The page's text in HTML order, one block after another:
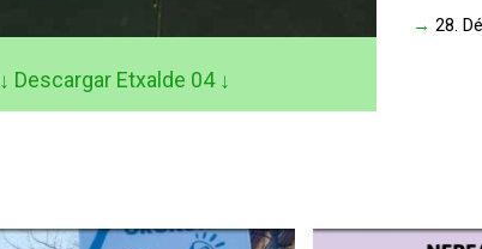
↓ Descargar Etxalde 04 ↓
→ 28.